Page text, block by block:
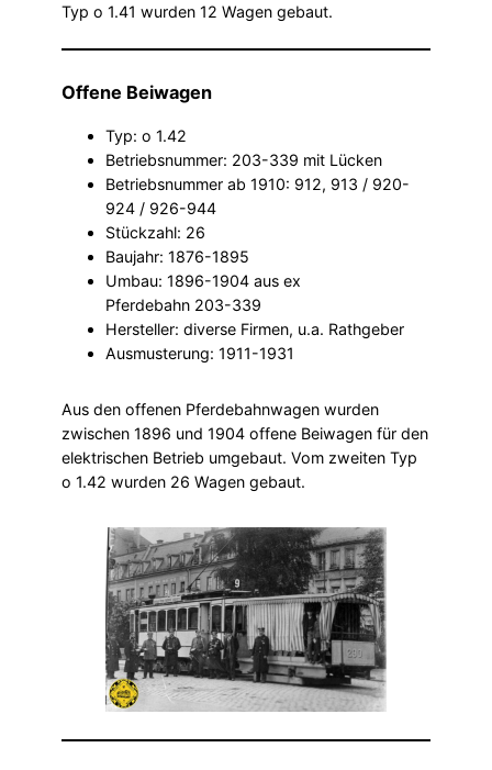
Typ o 1.41 wurden 12 Wagen gebaut.
Offene Beiwagen
Typ: o 1.42
Betriebsnummer: 203-339 mit Lücken
Betriebsnummer ab 1910: 912, 913 / 920-
924 / 926-944
Stückzahl: 26
Baujahr: 1876-1895
Umbau: 1896-1904 aus ex
Pferdebahn 203-339
Hersteller: diverse Firmen, u.a. Rathgeber
Ausmusterung: 1911-1931
Aus den offenen Pferdebahnwagen wurden
zwischen 1896 und 1904 offene Beiwagen für den
elektrischen Betrieb umgebaut. Vom zweiten Typ
o 1.42 wurden 26 Wagen gebaut.